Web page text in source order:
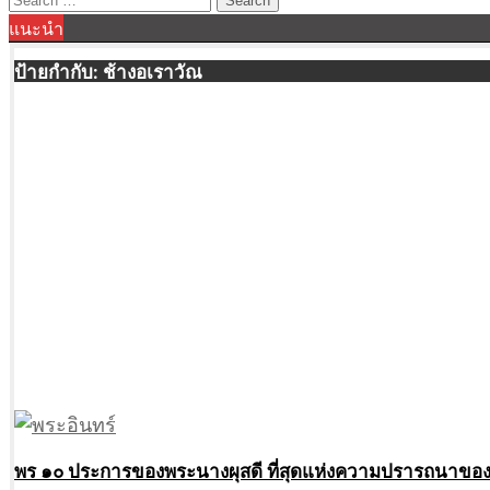
for:
แนะนำ
ป้ายกำกับ: ช้างอเราวัณ
พร ๑๐ ประการของพระนางผุสดี ที่สุดแห่งความปรารถนาขอ